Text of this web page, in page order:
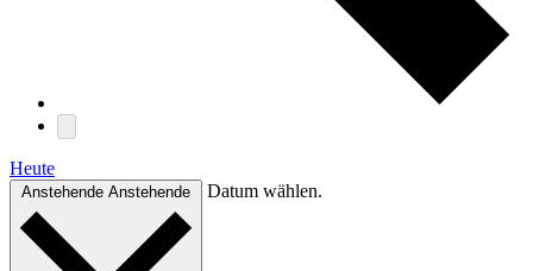
Heute
Anstehende Anstehende Datum wählen.